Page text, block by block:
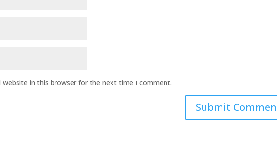
website in this browser for the next time I comment.